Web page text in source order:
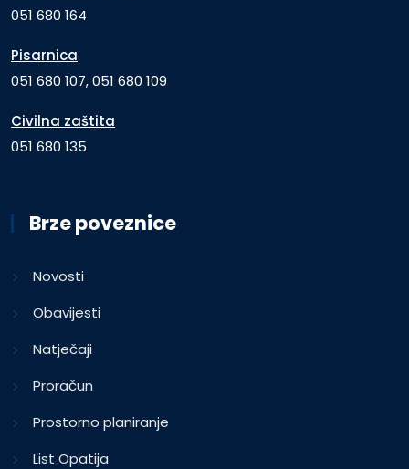
051 680 164
Pisarnica
051 680 107, 051 680 109
Civilna zaštita
051 680 135
Brze poveznice
Novosti
Obavijesti
Natječaji
Proračun
Prostorno planiranje
List Opatija